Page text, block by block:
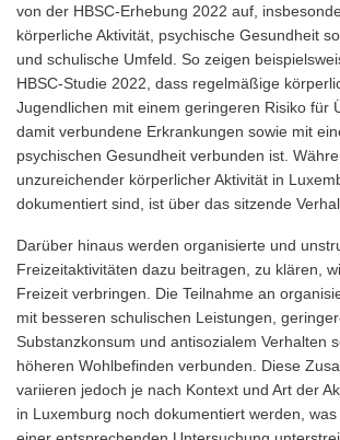
von der HBSC-Erhebung 2022 auf,
körperliche Aktivität, psychische Gesundheit
und schulische Umfeld. So zeigen
HBSC-Studie 2022, dass regelmäßige
Jugendlichen mit einem geringeren Risiko für
damit verbundene Erkrankungen sowie mit
psychischen Gesundheit verbunden ist.
unzureichender körperlicher Aktivität in
dokumentiert sind, ist über das sitzende
Darüber hinaus werden organisierte und
Freizeitaktivitäten dazu beitragen, zu klären,
Freizeit verbringen. Die Teilnahme an
mit besseren schulischen Leistungen,
Substanzkonsum und antisozialem Verhalten
höheren Wohlbefinden verbunden. Diese
variieren jedoch je nach Kontext und Art der
in Luxemburg noch dokumentiert werden,